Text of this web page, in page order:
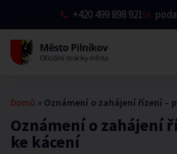
+420 499 898 921
Oznámení o zahájení
ke kácení
Domů » Oznámení o zahájení řízení –